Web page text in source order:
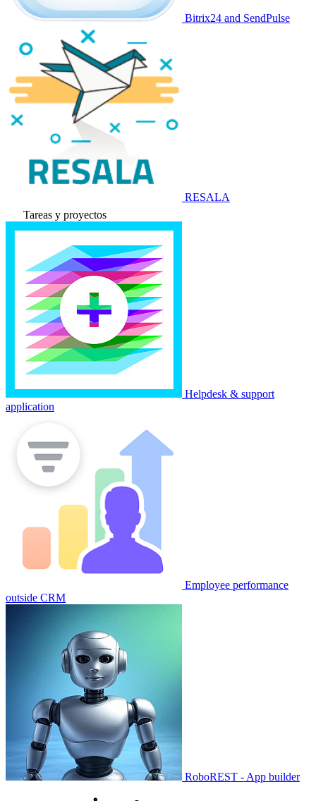
Bitrix24 and SendPulse
RESALA
Tareas y proyectos
Helpdesk & support
application
Employee performance
outside CRM
RoboREST - App builder